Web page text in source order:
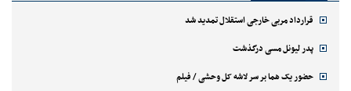
قرارداد مربی خارجی استقلال تمدید شد
پدر لیونل مسی درگذشت
حضور یک هما بر سر لاشه‌ کل وحشی / فیلم